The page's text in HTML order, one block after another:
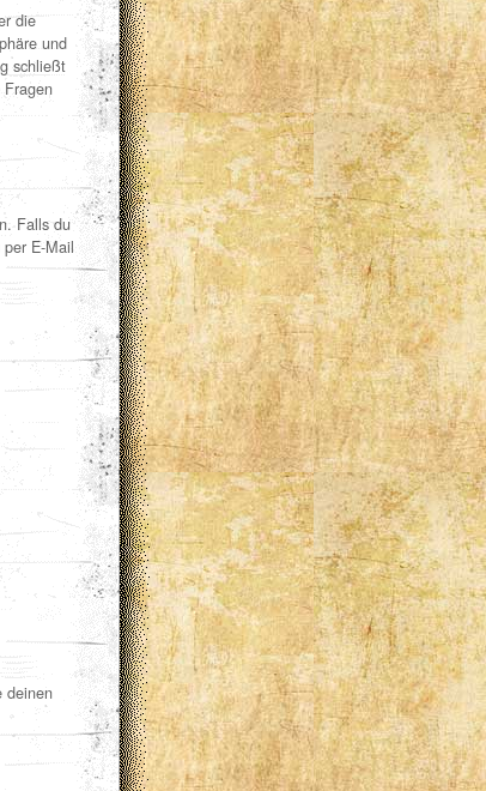
die
und
schließt
Falls du
E-Mail
deinen